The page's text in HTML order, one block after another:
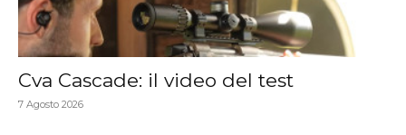
Cva Cascade: il video del test
7 Agosto 2026